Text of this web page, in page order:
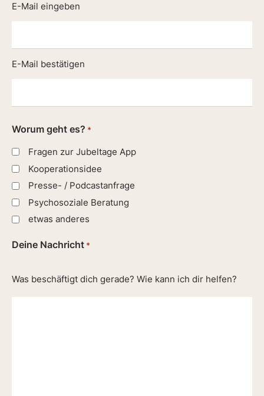
E-Mail eingeben
E-Mail bestätigen
Worum geht es? *
Fragen zur Jubeltage App
Kooperationsidee
Presse- / Podcastanfrage
Psychosoziale Beratung
etwas anderes
Deine Nachricht *
Was beschäftigt dich gerade? Wie kann ich dir helfen?